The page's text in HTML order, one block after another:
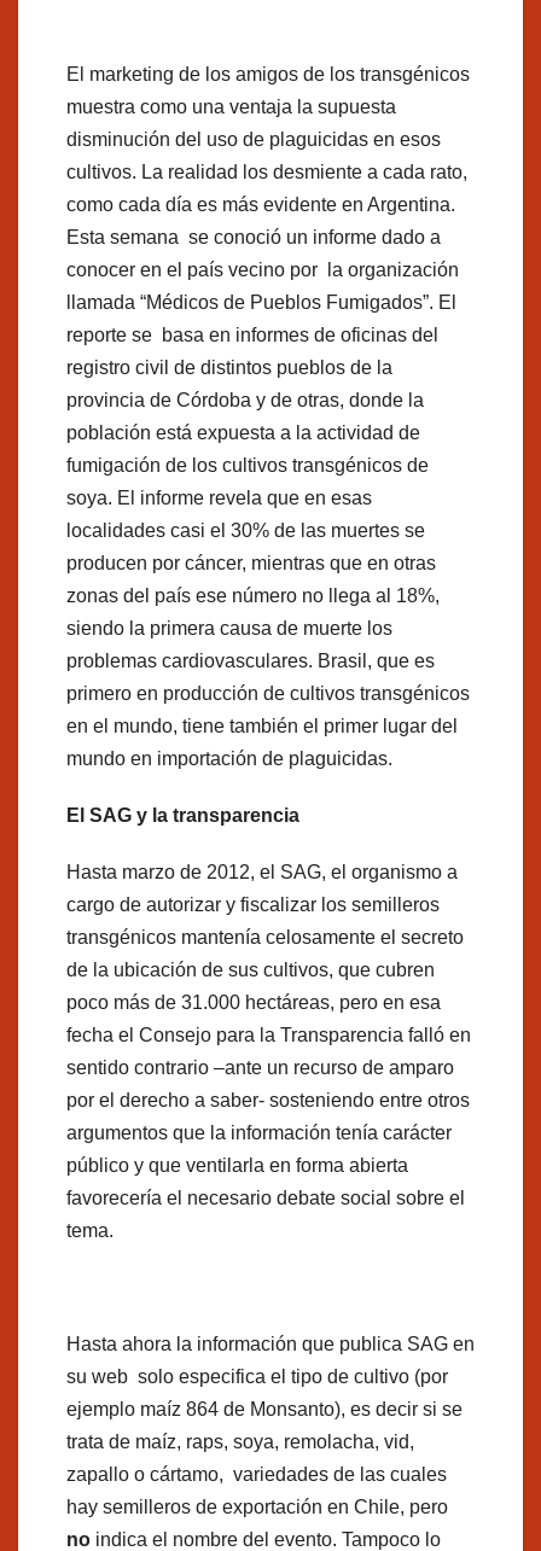
El marketing de los amigos de los transgénicos
muestra como una ventaja la supuesta
disminución del uso de plaguicidas en esos
cultivos. La realidad los desmiente a cada rato,
como cada día es más evidente en Argentina.
Esta semana se conoció un informe dado a
conocer en el país vecino por la organización
llamada “Médicos de Pueblos Fumigados”. El
reporte se basa en informes de oficinas del
registro civil de distintos pueblos de la
provincia de Córdoba y de otras, donde la
población está expuesta a la actividad de
fumigación de los cultivos transgénicos de
soya. El informe revela que en esas
localidades casi el 30% de las muertes se
producen por cáncer, mientras que en otras
zonas del país ese número no llega al 18%,
siendo la primera causa de muerte los
problemas cardiovasculares. Brasil, que es
primero en producción de cultivos transgénicos
en el mundo, tiene también el primer lugar del
mundo en importación de plaguicidas.
El SAG y la transparencia
Hasta marzo de 2012, el SAG, el organismo a
cargo de autorizar y fiscalizar los semilleros
transgénicos mantenía celosamente el secreto
de la ubicación de sus cultivos, que cubren
poco más de 31.000 hectáreas, pero en esa
fecha el Consejo para la Transparencia falló en
sentido contrario –ante un recurso de amparo
por el derecho a saber- sosteniendo entre otros
argumentos que la información tenía carácter
público y que ventilarla en forma abierta
favorecería el necesario debate social sobre el
tema.
Hasta ahora la información que publica SAG en
su web solo especifica el tipo de cultivo (por
ejemplo maíz 864 de Monsanto), es decir si se
trata de maíz, raps, soya, remolacha, vid,
zapallo o cártamo, variedades de las cuales
hay semilleros de exportación en Chile, pero
no indica el nombre del evento. Tampoco lo